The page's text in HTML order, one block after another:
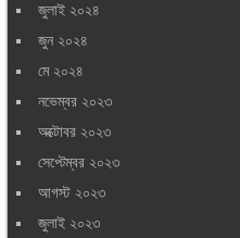
জুলাই ২০২৪
জুন ২০২৪
মে ২০২৪
নভেম্বর ২০২৩
অক্টোবর ২০২৩
সেপ্টেম্বর ২০২৩
আগস্ট ২০২৩
জুলাই ২০২৩